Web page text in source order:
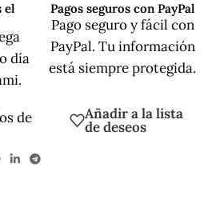
el
día
Pagos seguros con PayPal
Pago seguro y fácil con
PayPal. Tu información
está siempre protegida.
de
Añadir a la lista
de deseos